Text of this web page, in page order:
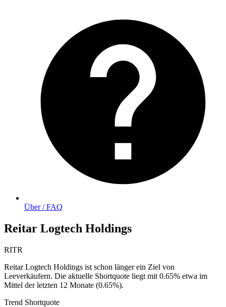
Über / FAQ
Reitar Logtech Holdings
RITR
Reitar Logtech Holdings ist schon länger ein Ziel von
Leeverkäufern. Die aktuelle Shortquote liegt mit 0.65% etwa im
Mittel der letzten 12 Monate (0.65%).
Trend Shortquote